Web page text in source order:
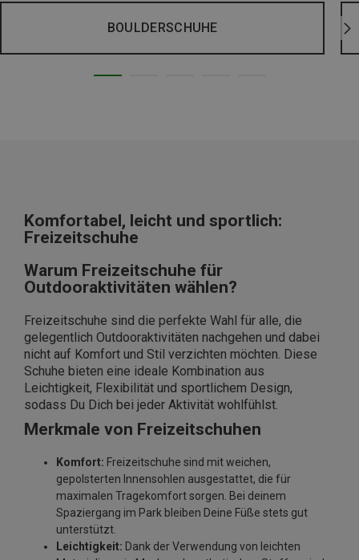
BOULDERSCHUHE
Komfortabel, leicht und sportlich:
Freizeitschuhe
Warum Freizeitschuhe für
Outdooraktivitäten wählen?
Freizeitschuhe sind die perfekte Wahl für alle, die
gelegentlich Outdooraktivitäten nachgehen und dabei
nicht auf Komfort und Stil verzichten möchten. Diese
Schuhe bieten eine ideale Kombination aus
Leichtigkeit, Flexibilität und sportlichem Design,
sodass Du Dich bei jeder Aktivität wohlfühlst.
Merkmale von Freizeitschuhen
Komfort: Freizeitschuhe sind mit weichen,
gepolsterten Innensohlen ausgestattet, die für
maximalen Tragekomfort sorgen. Bei deinem
Spaziergang im Park bleiben Deine Füße stets gut
unterstützt.
Leichtigkeit: Dank der Verwendung von leichten